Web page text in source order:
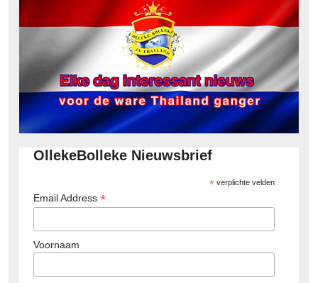
OllekeBolleke Nieuwsbrief
*verplichte velden
Email Address *
Voornaam